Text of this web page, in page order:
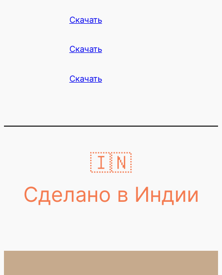
Скачать
Скачать
Скачать
🇮🇳
Сделано в Индии